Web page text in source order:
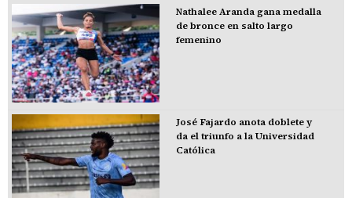
Nathalee Aranda gana medalla
de bronce en salto largo
femenino
José Fajardo anota doblete y
da el triunfo a la Universidad
Católica